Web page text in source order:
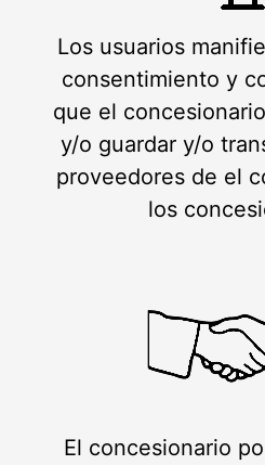
Los usuarios
consentimiento y
que el
y/o guardar y/o
proveedores de el
los
El concesionario